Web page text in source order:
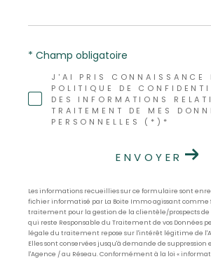
J'AI PRIS CONNAISSANCE
POLITIQUE DE
DES INFORMATIONS
TRAITEMENT DE MES
PERSONNELLES (*)*
* Champ obligatoire
ENVOYER
Les informations recueillies sur ce formulaire sont
fichier informatisé par La Boite Immo agissant
traitement pour la gestion de la clientèle/prospects de
qui reste Responsable du Traitement de vos Données
légale du traitement repose sur l'intérêt légitime de
Elles sont conservées jusqu'à demande de suppression
l'Agence / au Réseau. Conformément à la loi «